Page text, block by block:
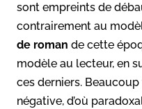
sont empreints de
contrairement au
de roman de cette
modèle au lecteur, en
ces derniers.
négative, d’où